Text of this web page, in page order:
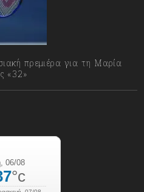
πρεμιέρα για τη Μαρία
«32»